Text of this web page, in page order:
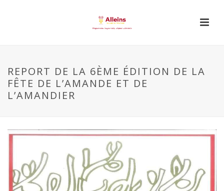
REPORT DE LA 6ÈME ÉDITION DE LA
FÊTE DE L’AMANDE ET DE
L’AMANDIER